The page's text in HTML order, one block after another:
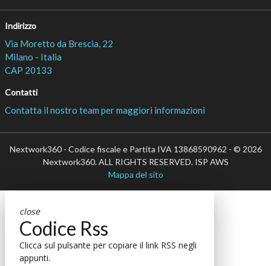
Indirizzo
Via Moretto da Brescia, 22
Milano - Italia
CAP 20133
Contatti
Contatta il nostro team per maggiori informazioni
Nextwork360 - Codice fiscale e Partita IVA 13868590962 - © 2026
Nextwork360. ALL RIGHTS RESERVED. ISP AWS
Mappa del sito
close
Codice Rss
Clicca sul pulsante per copiare il link RSS negli
appunti.